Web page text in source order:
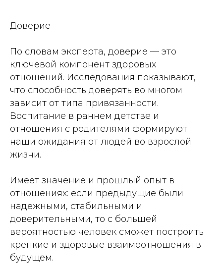
Доверие
По словам эксперта, доверие — это
ключевой компонент здоровых
отношений. Исследования показывают,
что способность доверять во многом
зависит от типа привязанности.
Воспитание в раннем детстве и
отношения с родителями формируют
наши ожидания от людей во взрослой
жизни.
Имеет значение и прошлый опыт в
отношениях: если предыдущие были
надежными, стабильными и
доверительными, то с большей
вероятностью человек сможет построить
крепкие и здоровые взаимоотношения в
будущем.